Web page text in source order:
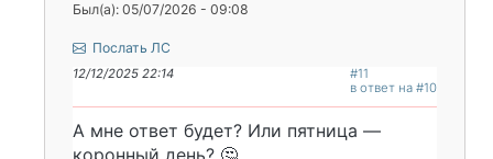
Был(а): 05/07/2026 - 09:08
Послать ЛС
12/12/2025 22:14
#11
в ответ на #10
А мне ответ будет? Или пятница —